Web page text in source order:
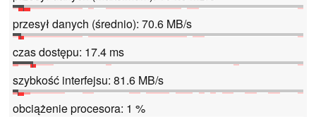
przesył danych (średnio): 70.6 MB/s
czas dostępu: 17.4 ms
szybkość interfejsu: 81.6 MB/s
obciążenie procesora: 1 %